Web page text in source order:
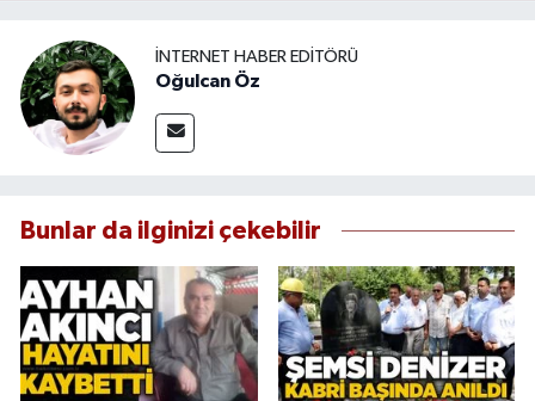
İNTERNET HABER EDITÖRÜ
Oğulcan Öz
Bunlar da ilginizi çekebilir